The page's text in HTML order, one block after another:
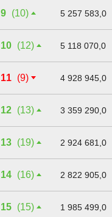
9 (10) 5 257 583,0
10 (12) 5 118 070,0
11 (9) 4 928 945,0
12 (13) 3 359 290,0
13 (19) 2 924 681,0
14 (16) 2 822 905,0
15 (15) 1 985 499,0